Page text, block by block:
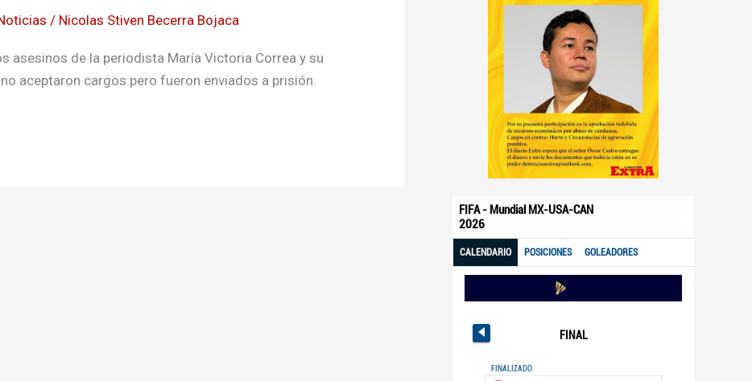
/ Nicolas Stiven Becerra Bojaca
asesinos de la periodista María Victoria Correa y su
aceptaron cargos pero fueron enviados a prisión.